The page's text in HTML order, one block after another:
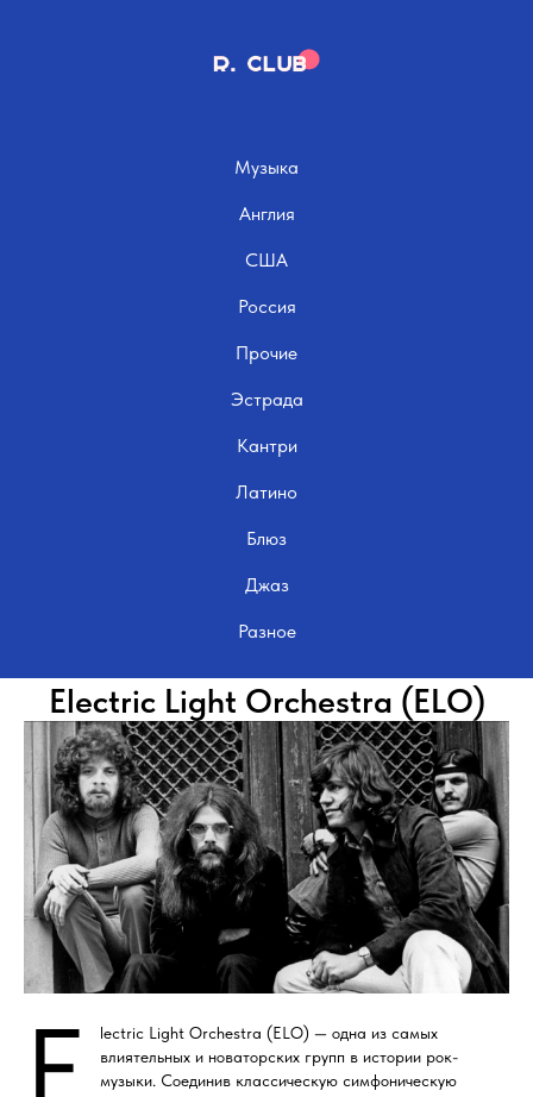
Музыка
Англия
США
Россия
Прочие
Эстрада
Кантри
Латино
Блюз
Джаз
Разное
Electric Light Orchestra (ELO)
lectric Light Orchestra (ELO) — одна из самых
влиятельных и новаторских групп в истории рок-
музыки. Соединив классическую симфоническую